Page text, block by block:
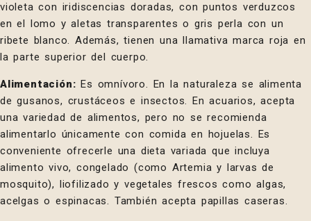
violeta con iridiscencias doradas, con puntos verduzcos
en el lomo y aletas transparentes o gris perla con un
ribete blanco. Además, tienen una llamativa marca roja en
la parte superior del cuerpo.
Alimentación:Es omnívoro. En la naturaleza se alimenta
de gusanos, crustáceos e insectos. En acuarios, acepta
una variedad de alimentos, pero no se recomienda
alimentarlo únicamente con comida en hojuelas. Es
conveniente ofrecerle una dieta variada que incluya
alimento vivo, congelado (como Artemia y larvas de
mosquito), liofilizado y vegetales frescos como algas,
acelgas o espinacas. También acepta papillas caseras.